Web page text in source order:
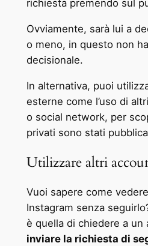
richiesta premendo sul
Ovviamente, sarà lui a
o meno, in questo non
decisionale.
In alternativa, puoi
esterne come l’uso di
o social network, per
privati sono stati
Utilizzare altri
Vuoi sapere come
Instagram senza
è quella di chiedere a un
inviare la richiesta di